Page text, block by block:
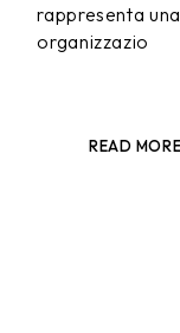
rappresenta
organizzazio
READ MORE